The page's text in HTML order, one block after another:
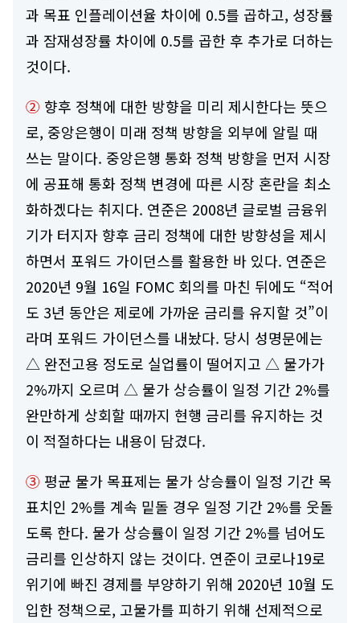
과 목표 인플레이션율 차이에 0.5를 곱하고, 성장률
과 잠재성장률 차이에 0.5를 곱한 후 추가로 더하는
것이다.
② 향후 정책에 대한 방향을 미리 제시한다는 뜻으
로, 중앙은행이 미래 정책 방향을 외부에 알릴 때
쓰는 말이다. 중앙은행 통화 정책 방향을 먼저 시장
에 공표해 통화 정책 변경에 따른 시장 혼란을 최소
화하겠다는 취지다. 연준은 2008년 글로벌 금융위
기가 터지자 향후 금리 정책에 대한 방향성을 제시
하면서 포워드 가이던스를 활용한 바 있다. 연준은
2020년 9월 16일 FOMC 회의를 마친 뒤에도 “적어
도 3년 동안은 제로에 가까운 금리를 유지할 것”이
라며 포워드 가이던스를 내놨다. 당시 성명문에는
△ 완전고용 정도로 실업률이 떨어지고 △ 물가가
2%까지 오르며 △ 물가 상승률이 일정 기간 2%를
완만하게 상회할 때까지 현행 금리를 유지하는 것
이 적절하다는 내용이 담겼다.
③ 평균 물가 목표제는 물가 상승률이 일정 기간 목
표치인 2%를 계속 밑돌 경우 일정 기간 2%를 웃돌
도록 한다. 물가 상승률이 일정 기간 2%를 넘어도
금리를 인상하지 않는 것이다. 연준이 코로나19로
위기에 빠진 경제를 부양하기 위해 2020년 10월 도
입한 정책으로, 고물가를 피하기 위해 선제적으로